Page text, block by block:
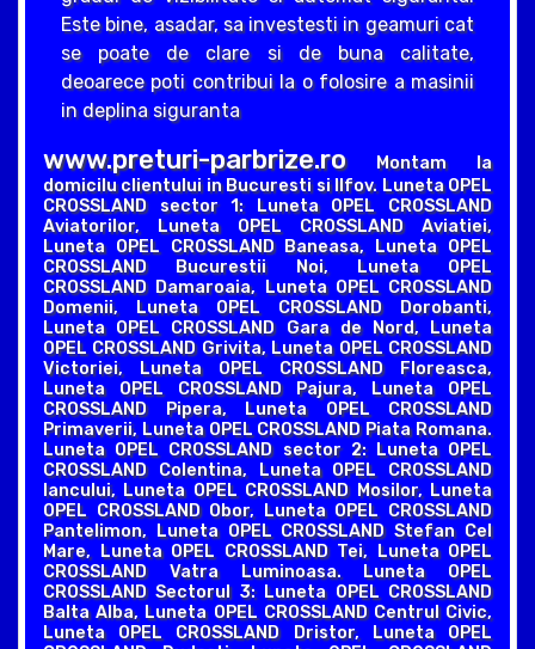
Este bine, asadar, sa investesti in geamuri cat
se poate de clare si de buna calitate,
deoarece poti contribui la o folosire a masinii
in deplina siguranta
www.preturi-parbrize.roMontam la
domicilu clientului in Bucuresti si Ilfov. Luneta OPEL
CROSSLAND sector 1: Luneta OPEL CROSSLAND
Aviatorilor, Luneta OPEL CROSSLAND Aviatiei,
Luneta OPEL CROSSLAND Baneasa, Luneta OPEL
CROSSLAND Bucurestii Noi, Luneta OPEL
CROSSLAND Damaroaia, Luneta OPEL CROSSLAND
Domenii, Luneta OPEL CROSSLAND Dorobanti,
Luneta OPEL CROSSLAND Gara de Nord, Luneta
OPEL CROSSLAND Grivita, Luneta OPEL CROSSLAND
Victoriei, Luneta OPEL CROSSLAND Floreasca,
Luneta OPEL CROSSLAND Pajura, Luneta OPEL
CROSSLAND Pipera, Luneta OPEL CROSSLAND
Primaverii, Luneta OPEL CROSSLAND Piata Romana.
Luneta OPEL CROSSLAND sector 2: Luneta OPEL
CROSSLAND Colentina, Luneta OPEL CROSSLAND
Iancului, Luneta OPEL CROSSLAND Mosilor, Luneta
OPEL CROSSLAND Obor, Luneta OPEL CROSSLAND
Pantelimon, Luneta OPEL CROSSLAND Stefan Cel
Mare, Luneta OPEL CROSSLAND Tei, Luneta OPEL
CROSSLAND Vatra Luminoasa. Luneta OPEL
CROSSLAND Sectorul 3: Luneta OPEL CROSSLAND
Balta Alba, Luneta OPEL CROSSLAND Centrul Civic,
Luneta OPEL CROSSLAND Dristor, Luneta OPEL